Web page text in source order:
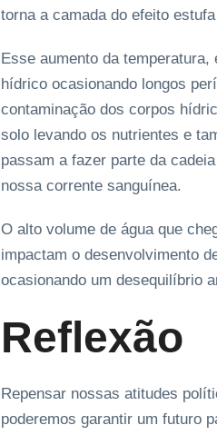
torna a camada do efeito
Esse aumento da
hídrico ocasionando longos
contaminação dos corpos
solo levando os nutrientes e
passam a fazer parte da
nossa corrente sanguínea.
O alto volume de água que
impactam o desenvolvimento
ocasionando um desequilíbrio
Reflexão
Repensar nossas atitudes
poderemos garantir um futuro